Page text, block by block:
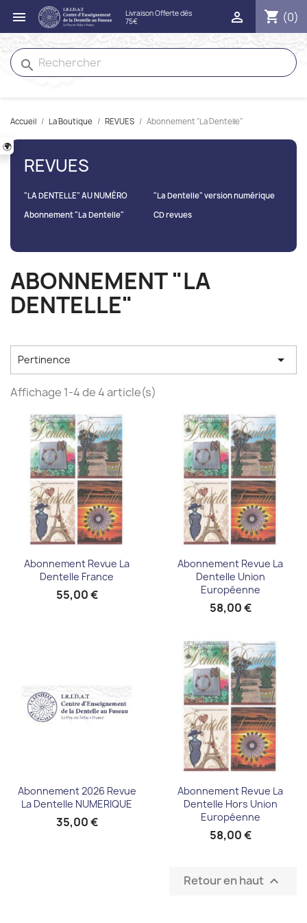
🌍
 shopping_cart (0)

search
Accueil La Boutique REVUES Abonnement "La Dentelle"
REVUES
"LA DENTELLE" AU NUMÉRO
"La Dentelle" version numérique
Abonnement "La Dentelle"
CD revues
ABONNEMENT "LA
DENTELLE"
Pertinence 
Affichage 1-4 de 4 article(s)
Abonnement Revue La
Dentelle France
55,00 €
Abonnement Revue La
Dentelle Union
Européenne
58,00 €
Abonnement 2026 Revue
La Dentelle NUMERIQUE
35,00 €
Abonnement Revue La
Dentelle Hors Union
Européenne
58,00 €
Retour en haut 